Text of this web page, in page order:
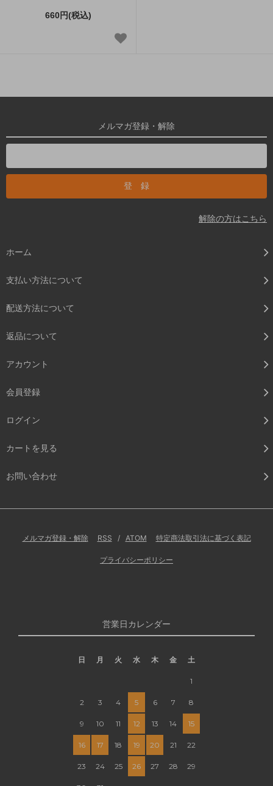
660円(税込)
メルマガ登録・解除
解除の方はこちら
ホーム
支払い方法について
配送方法について
返品について
アカウント
会員登録
ログイン
カートを見る
お問い合わせ
メルマガ登録・解除 RSS / ATOM 特定商法取引法に基づく表記
プライバシーポリシー
営業日カレンダー
日 月 火 水 木 金 土
1
2 3 4 5 6 7 8
9 10 11 12 13 14 15
16 17 18 19 20 21 22
23 24 25 26 27 28 29